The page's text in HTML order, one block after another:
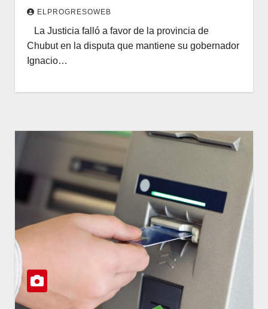
ELPROGRESOWEB
La Justicia falló a favor de la provincia de
Chubut en la disputa que mantiene su gobernador
Ignacio…